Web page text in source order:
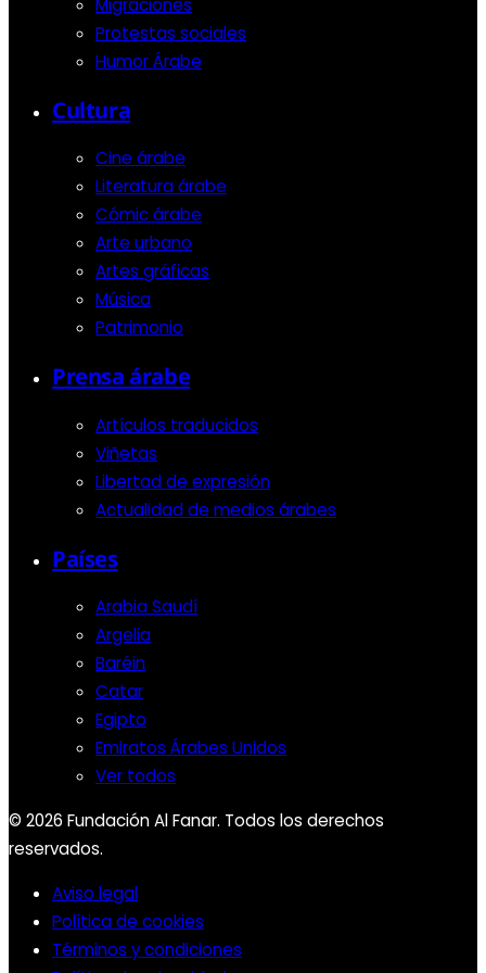
Migraciones
Protestas sociales
Humor Árabe
Cultura
Cine árabe
Literatura árabe
Cómic árabe
Arte urbano
Artes gráficas
Música
Patrimonio
Prensa árabe
Artículos traducidos
Viñetas
Libertad de expresión
Actualidad de medios árabes
Países
Arabia Saudí
Argelia
Baréin
Catar
Egipto
Emiratos Árabes Unidos
Ver todos
© 2026 Fundación Al Fanar. Todos los derechos
reservados.
Aviso legal
Política de cookies
Términos y condiciones